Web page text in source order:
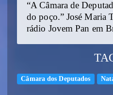
“A Câmara de
do poço.” José Maria
rádio Jovem Pan em
Câmara dos Deputados